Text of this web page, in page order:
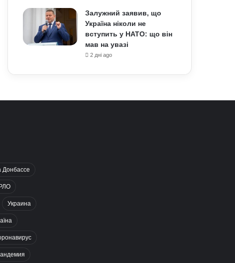
Залужний заявив, що
Україна ніколи не
вступить у НАТО: що він
мав на увазі
2 дні ago
Донбассе
Украина